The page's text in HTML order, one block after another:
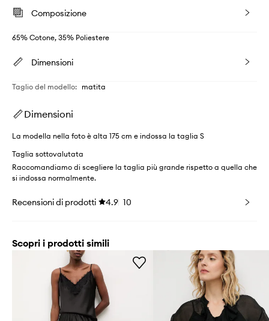
Composizione
65% Cotone, 35% Poliestere
Dimensioni
Taglio del modello: matita
Dimensioni
La modella nella foto è alta 175 cm e indossa la taglia S
Taglia sottovalutata
Raccomandiamo di scegliere la taglia più grande rispetto a quella che
si indossa normalmente.
Recensioni di prodotti 4.9 10
Scopri i prodotti simili